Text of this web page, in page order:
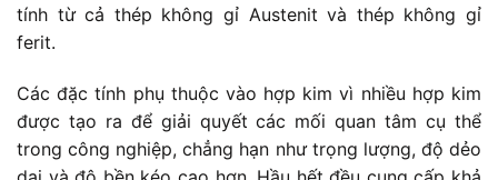
tính từ cả thép không gỉ Austenit và thép không gỉ
ferit.
Các đặc tính phụ thuộc vào hợp kim vì nhiều hợp kim
được tạo ra để giải quyết các mối quan tâm cụ thể
trong công nghiệp, chẳng hạn như trọng lượng, độ dẻo